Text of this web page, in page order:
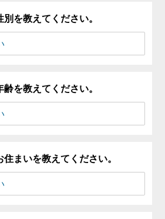
を教えてください。
を教えてください。
まいを教えてください。